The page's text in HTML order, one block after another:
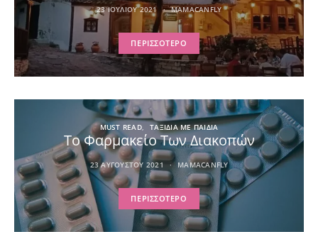
23 ΙΟΥΛΊΟΥ 2021 MAMACANFLY
ΠΕΡΙΣΣΌΤΕΡΟ
MUST READ ΤΑΞΙΔΙΑ ΜΕ ΠΑΙΔΙΑ
Το Φαρμακείο Των Διακοπών
23 ΑΥΓΟΎΣΤΟΥ 2021 MAMACANFLY
ΠΕΡΙΣΣΌΤΕΡΟ